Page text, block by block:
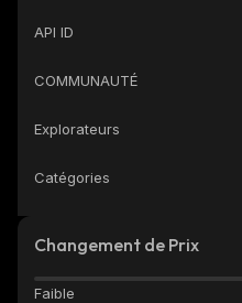
API ID
COMMUNAUTÉ
Explorateurs
Catégories
Changement de Prix
Faible